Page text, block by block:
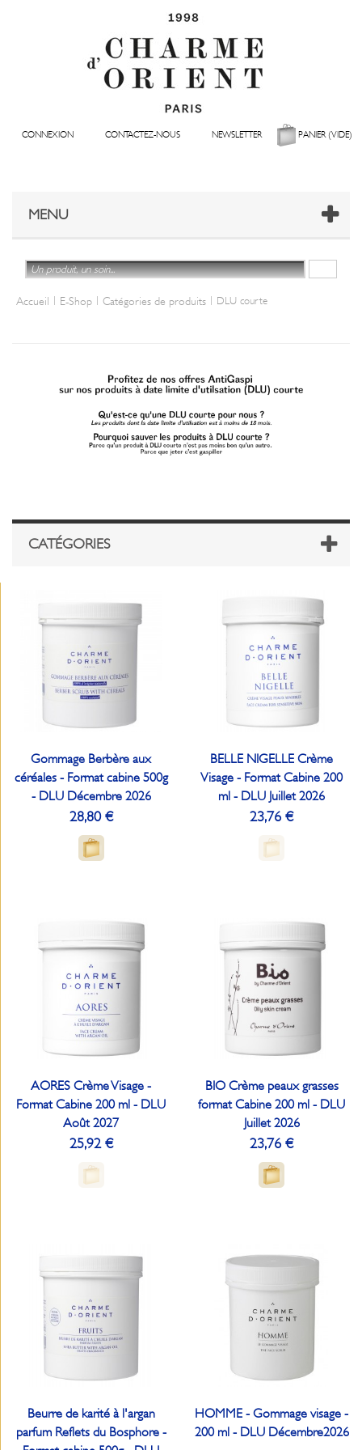
CONNEXION CONTACTEZ-NOUS NEWSLETTER PANIER(VIDE)
MENU
Accueil | E-Shop | Catégories de produits | DLU courte
CATÉGORIES
Gommage Berbère aux
céréales - Format cabine 500g
- DLU Décembre 2026
28,80 €
BELLE NIGELLE Crème
Visage - Format Cabine 200
ml - DLU Juillet 2026
23,76 €
AORES Crème Visage -
Format Cabine 200 ml - DLU
Août 2027
25,92 €
BIO Crème peaux grasses
format Cabine 200 ml - DLU
Juillet 2026
23,76 €
Beurre de karité à l'argan
parfum Reflets du Bosphore -
HOMME - Gommage visage -
200 ml - DLU Décembre2026